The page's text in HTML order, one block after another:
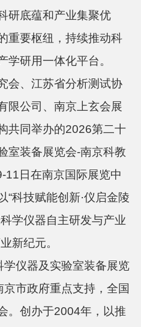
研底蕴和产业集聚优
重要枢纽，持续推动科
学研用一体化平台。
会、江苏省分析测试协
限公司、南京上玄会展
共同举办的2026第二十
室装备展览会-南京科教
11日在南京国际展览中
“科技赋能创新·仪启金陵
学仪器自主研发与产业
新纪元。
学仪器及实验室装备展览
市政府重点支持，全国
。创办于2004年，以推